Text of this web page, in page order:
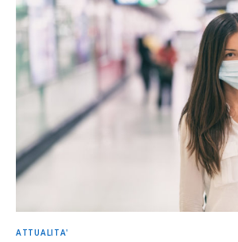
ATTUALITA'